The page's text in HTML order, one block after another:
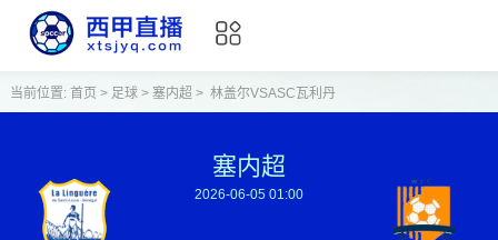
当前位置: 首页 > 足球> 塞内超 > 林盖尔VSASC瓦利丹
塞内超
2026-06-05 01:00